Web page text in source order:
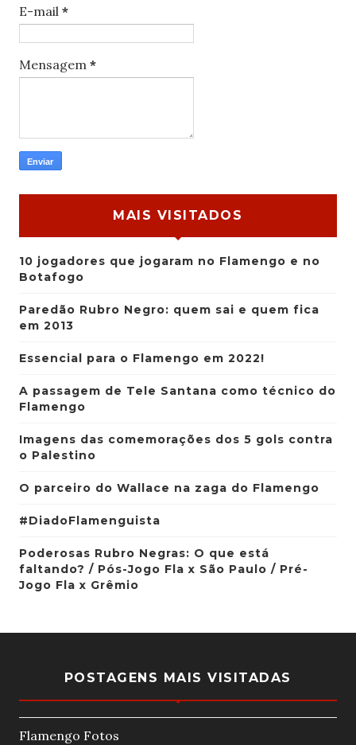
E-mail *
Mensagem *
MAIS VISITADOS
10 jogadores que jogaram no Flamengo e no
Botafogo
Paredão Rubro Negro: quem sai e quem fica
em 2013
Essencial para o Flamengo em 2022!
A passagem de Tele Santana como técnico do
Flamengo
Imagens das comemorações dos 5 gols contra
o Palestino
O parceiro do Wallace na zaga do Flamengo
#DiadoFlamenguista
Poderosas Rubro Negras: O que está
faltando? / Pós-Jogo Fla x São Paulo / Pré-
Jogo Fla x Grêmio
POSTAGENS MAIS VISITADAS
Flamengo Fotos